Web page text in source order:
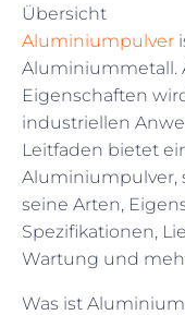
Übersicht
Aluminiumpulver
Aluminiummetall.
Eigenschaften
industriellen
Leitfaden bietet
Aluminiumpulver,
seine Arten,
Spezifikationen,
Wartung und
Was ist